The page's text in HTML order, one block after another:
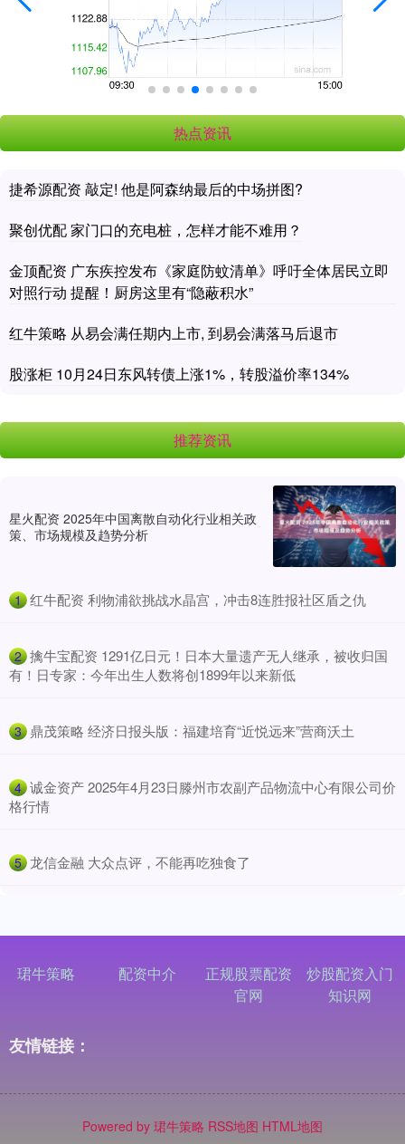
热点资讯
捷希源配资 敲定! 他是阿森纳最后的中场拼图?
聚创优配 家门口的充电桩，怎样才能不难用？
金顶配资 广东疾控发布《家庭防蚊清单》呼吁全体居民立即
对照行动 提醒！厨房这里有“隐蔽积水”
红牛策略 从易会满任期内上市, 到易会满落马后退市
股涨柜 10月24日东风转债上涨1%，转股溢价率134%
推荐资讯
星火配资 2025年中国离散自动化行业相关政
策、市场规模及趋势分析
1 ​红牛配资 利物浦欲挑战水晶宫，冲击8连胜报社区盾之仇
2 ​擒牛宝配资 1291亿日元！日本大量遗产无人继承，被收归国
有！日专家：今年出生人数将创1899年以来新低
3 ​鼎茂策略 经济日报头版：福建培育“近悦远来”营商沃土
4 ​诚金资产 2025年4月23日滕州市农副产品物流中心有限公司价
格行情
5 ​龙信金融 大众点评，不能再吃独食了
珺牛策略 配资中介
正规股票配资
官网
炒股配资入门
知识网
友情链接：
Powered by 珺牛策略 RSS地图 HTML地图